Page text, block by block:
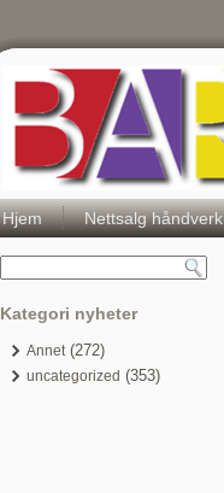
Hjem Nettsalg håndverk
Kategori nyheter
Annet(272)
uncategorized (353)